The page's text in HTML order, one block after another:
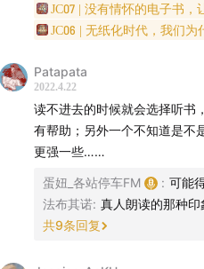
成为读者的条件：识字率
默读空间与阅读的公共性
为什么会患上阅读困难？
门槛：为什么要读？读的乐趣
过程：记不住内容，过目即忘;
JC07 | 没有情怀的电子书，
JC06 | 无纸化时代，我们为
Patapata
2022.4.22
读不进去的时候就会选择听书
有帮助；另外一个不知道是不
更强一些……
蛋妞_各站停车FM : 可能
法布其诺: 真人朗读的那种印
共9条回复